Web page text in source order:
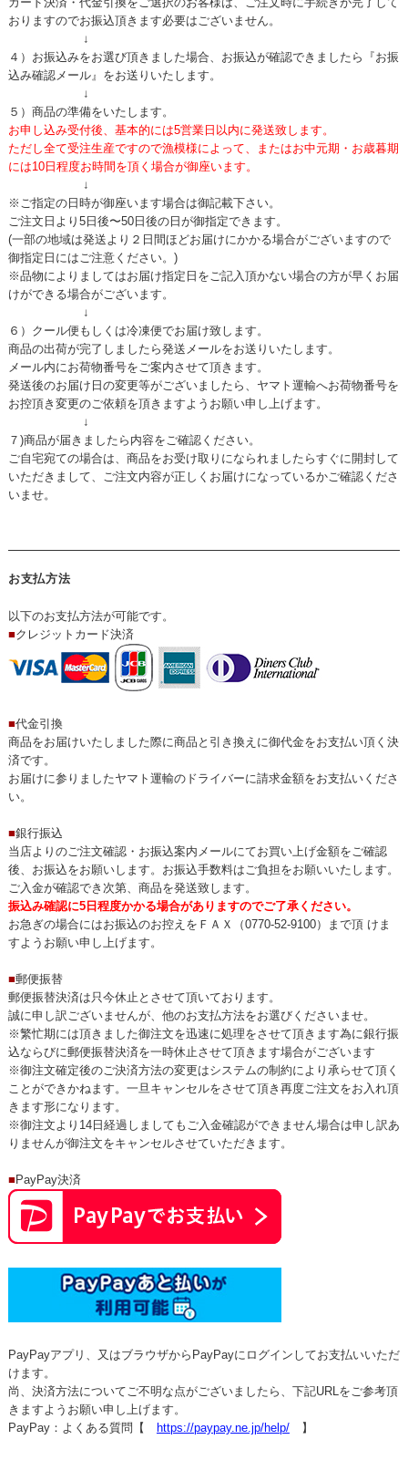
おりますのでお振込頂きます必要はございません。
↓
４）お振込みをお選び頂きました場合、お振込が確認できましたら『お振
込み確認メール』をお送りいたします。
↓
５）商品の準備をいたします。
お申し込み受付後、基本的には5営業日以内に発送致します。
ただし全て受注生産ですので漁模様によって、またはお中元期・お歳暮期
には10日程度お時間を頂く場合が御座います。
↓
※ご指定の日時が御座います場合は御記載下さい。
ご注文日より5日後〜50日後の日が御指定できます。
(一部の地域は発送より２日間ほどお届けにかかる場合がございますので
御指定日にはご注意ください。)
※品物によりましてはお届け指定日をご記入頂かない場合の方が早くお届
けができる場合がございます。
↓
６）クール便もしくは冷凍便でお届け致します。
商品の出荷が完了しましたら発送メールをお送りいたします。
メール内にお荷物番号をご案内させて頂きます。
発送後のお届け日の変更等がございましたら、ヤマト運輸へお荷物番号を
お控頂き変更のご依頼を頂きますようお願い申し上げます。
↓
７)商品が届きましたら内容をご確認ください。
ご自宅宛ての場合は、商品をお受け取りになられましたらすぐに開封して
いただきまして、ご注文内容が正しくお届けになっているかご確認くださ
いませ。
お支払方法
以下のお支払方法が可能です。
■クレジットカード決済
■代金引換
商品をお届けいたしました際に商品と引き換えに御代金をお支払い頂く決
済です。
お届けに参りましたヤマト運輸のドライバーに請求金額をお支払いくださ
い。
■銀行振込
当店よりのご注文確認・お振込案内メールにてお買い上げ金額をご確認
後、お振込をお願いします。お振込手数料はご負担をお願いいたします。
ご入金が確認でき次第、商品を発送致します。
振込み確認に5日程度かかる場合がありますのでご了承ください。
お急ぎの場合にはお振込のお控えをＦＡＸ（0770-52-9100）まで頂 けま
すようお願い申し上げます。
■郵便振替
郵便振替決済は只今休止とさせて頂いております。
誠に申し訳ございませんが、他のお支払方法をお選びくださいませ。
※繁忙期には頂きました御注文を迅速に処理をさせて頂きます為に銀行振
込ならびに郵便振替決済を一時休止させて頂きます場合がございます
※御注文確定後のご決済方法の変更はシステムの制約により承らせて頂く
ことができかねます。一旦キャンセルをさせて頂き再度ご注文をお入れ頂
きます形になります。
※御注文より14日経過しましてもご入金確認ができません場合は申し訳あ
りませんが御注文をキャンセルさせていただきます。
■ PayPay決済
PayPayアプリ、又はブラウザからPayPayにログインしてお支払いいただ
けます。
尚、決済方法についてご不明な点がございましたら、下記URLをご参考頂
きますようお願い申し上げます。
PayPay：よくある質問【
https://paypay.ne.jp/help/】